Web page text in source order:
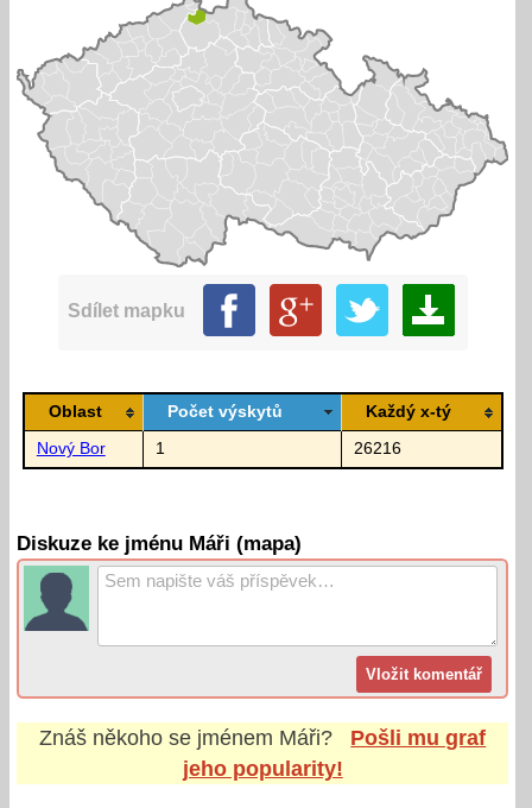
Sdílet mapku
Oblast Počet výskytů Každý x-tý
Nový Bor 1 26216
Diskuze ke jménu Máři (mapa)
Znáš někoho se jménem Máři?
Pošli mu graf
jeho popularity!